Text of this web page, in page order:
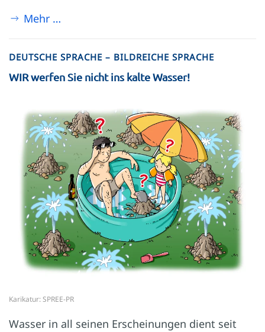
Mehr …
DEUTSCHE SPRACHE – BILDREICHE SPRACHE
WIR werfen Sie nicht ins kalte Wasser!
Karikatur: SPREE-PR
Wasser in all seinen Erscheinungen dient seit